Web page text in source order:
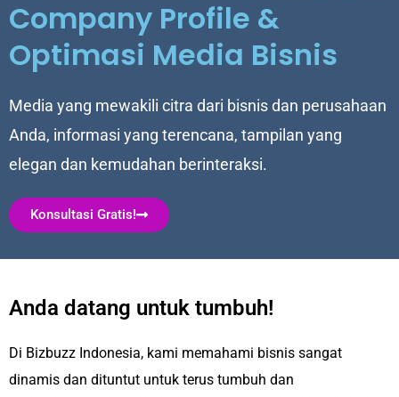
Company Profile &
Optimasi Media Bisnis
Media yang mewakili citra dari bisnis dan perusahaan
Anda, informasi yang terencana, tampilan yang
elegan dan kemudahan berinteraksi.
Konsultasi Gratis!
Anda datang untuk tumbuh!
Di Bizbuzz Indonesia, kami memahami bisnis sangat
dinamis dan dituntut untuk terus tumbuh dan